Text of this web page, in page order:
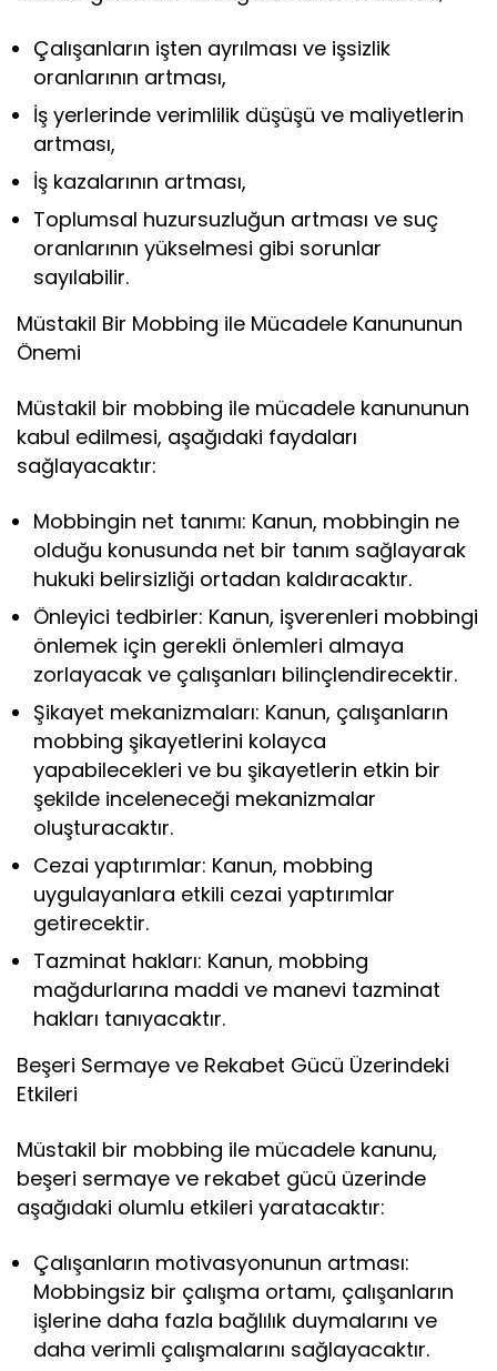
Çalışanların işten ayrılması ve işsizlik
oranlarının artması,
İş yerlerinde verimlilik düşüşü ve maliyetlerin
artması,
İş kazalarının artması,
Toplumsal huzursuzluğun artması ve suç
oranlarının yükselmesi gibi sorunlar
sayılabilir.
Müstakil Bir Mobbing ile Mücadele Kanununun
Önemi
Müstakil bir mobbing ile mücadele kanununun
kabul edilmesi, aşağıdaki faydaları
sağlayacaktır:
Mobbingin net tanımı: Kanun, mobbingin ne
olduğu konusunda net bir tanım sağlayarak
hukuki belirsizliği ortadan kaldıracaktır.
Önleyici tedbirler: Kanun, işverenleri mobbingi
önlemek için gerekli önlemleri almaya
zorlayacak ve çalışanları bilinçlendirecektir.
Şikayet mekanizmaları: Kanun, çalışanların
mobbing şikayetlerini kolayca
yapabilecekleri ve bu şikayetlerin etkin bir
şekilde inceleneceği mekanizmalar
oluşturacaktır.
Cezai yaptırımlar: Kanun, mobbing
uygulayanlara etkili cezai yaptırımlar
getirecektir.
Tazminat hakları: Kanun, mobbing
mağdurlarına maddi ve manevi tazminat
hakları tanıyacaktır.
Beşeri Sermaye ve Rekabet Gücü Üzerindeki
Etkileri
Müstakil bir mobbing ile mücadele kanunu,
beşeri sermaye ve rekabet gücü üzerinde
aşağıdaki olumlu etkileri yaratacaktır:
Çalışanların motivasyonunun artması:
Mobbingsiz bir çalışma ortamı, çalışanların
işlerine daha fazla bağlılık duymalarını ve
daha verimli çalışmalarını sağlayacaktır.